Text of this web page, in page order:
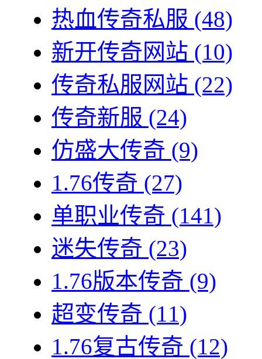
热血传奇私服 (48)
新开传奇网站 (10)
传奇私服网站 (22)
传奇新服 (24)
仿盛大传奇 (9)
1.76传奇 (27)
单职业传奇 (141)
迷失传奇 (23)
1.76版本传奇 (9)
超变传奇 (11)
1.76复古传奇 (12)